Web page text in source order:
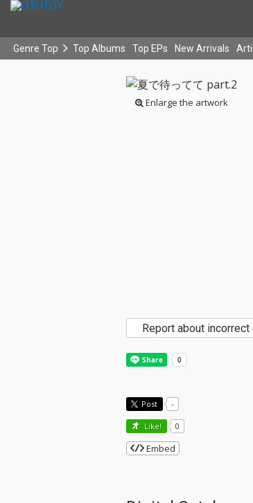
Genre Top Top Albums Top EPs New Arrivals
Enlarge the artwork
Report about incorrect
Post -
Like! 0
Embed